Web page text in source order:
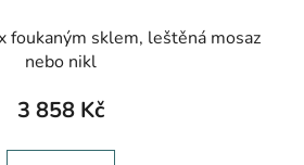
foukaným sklem, leštěná mosaz
nebo nikl
3 858 Kč